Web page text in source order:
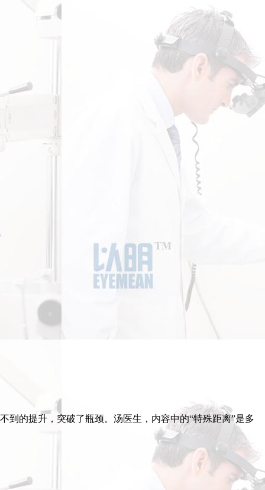
的提升，突破了瓶颈。汤医生，内容中的“特殊距离”是多